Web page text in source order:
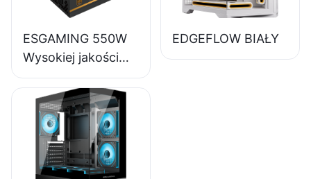
ESGAMING 550W
Wysokiej jakości
zasilacz do
komputerów
stacjonarnych o
sprawności 85%,
80+ Bronze
ESB550W
EDGEFLOW BIAŁY